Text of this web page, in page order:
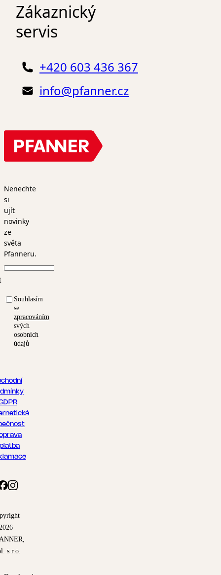
Nenechte
si
ujít
novinky
ze
světa
Pfanneru.
Souhlasím
se
zpracováním
svých
osobních
údajů
s r.o.
Zákaznický
servis
+420 603 436 367
info@pfanner.cz